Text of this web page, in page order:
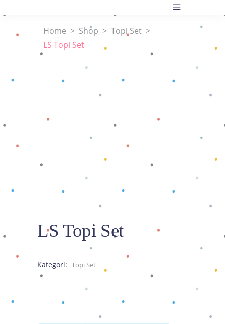
Home > Shop > Topi Set >
LS Topi Set
LS Topi Set
Kategori: Topi Set